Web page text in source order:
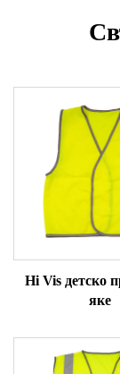
Hi Vis детско
яке